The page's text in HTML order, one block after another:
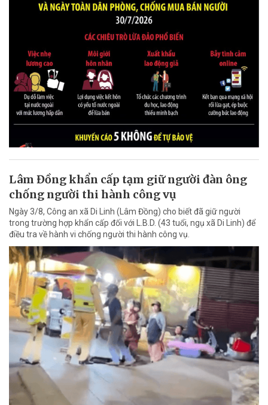
Lâm Đồng khẩn cấp tạm giữ người đàn ông
chống người thi hành công vụ
Ngày 3/8, Công an xã Di Linh (Lâm Đồng) cho biết đã giữ người
trong trường hợp khẩn cấp đối với L.B.D. (43 tuổi, ngụ xã Di Linh) để
điều tra về hành vi chống người thi hành công vụ.